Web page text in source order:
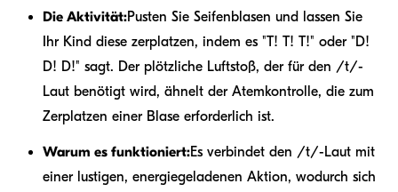
Die Aktivität:Pusten Sie Seifenblasen und lassen Sie
Ihr Kind diese zerplatzen, indem es "T! T! T!" oder "D!
D! D!" sagt. Der plötzliche Luftstoß, der für den /t/-
Laut benötigt wird, ähnelt der Atemkontrolle, die zum
Zerplatzen einer Blase erforderlich ist.
Warum es funktioniert:Es verbindet den /t/-Laut mit
einer lustigen, energiegeladenen Aktion, wodurch sich